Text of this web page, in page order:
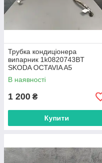
Трубка кондиціонера
випарник 1k0820743BT
SKODA OCTAVIA A5
В наявності
1 200 ₴
Купити